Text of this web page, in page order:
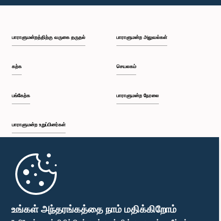
உங்கள் அந்தரங்கத்தை நாம் மதிக்கிறோம்
பி.ப. 1:30 - பி.ப. 1:37
பி.ப. 1:57 - பி.ப. 2:10
பி.ப. 2:17 - பி.ப. 2:34
பாராளுமன்றத்திற்கு வருகை தருதல்
கற்க
பங்கேற்க
பாராளுமன்ற உறுப்பினர்கள்
முதற்பக்கம்
பாராளுமன்ற அலுவல்கள்
செயலகம்
பாராளுமன்ற நேரலை
பாராளுமன்ற கையடக்க செயலி